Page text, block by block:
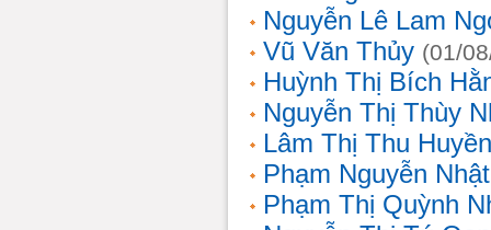
Nguyễn Lê Lam
Vũ Văn Thủy (01/
Huỳnh Thị Bích
Nguyễn Thị Thùy
Lâm Thị Thu Huyền
Phạm Nguyễn
Phạm Thị Quỳnh